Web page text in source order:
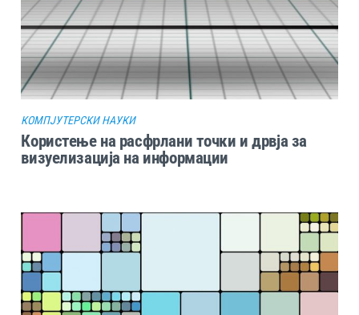
КОМПЈУТЕРСКИ НАУКИ
Користење на расфрлани точки и дрвја за
визуелизација на информации